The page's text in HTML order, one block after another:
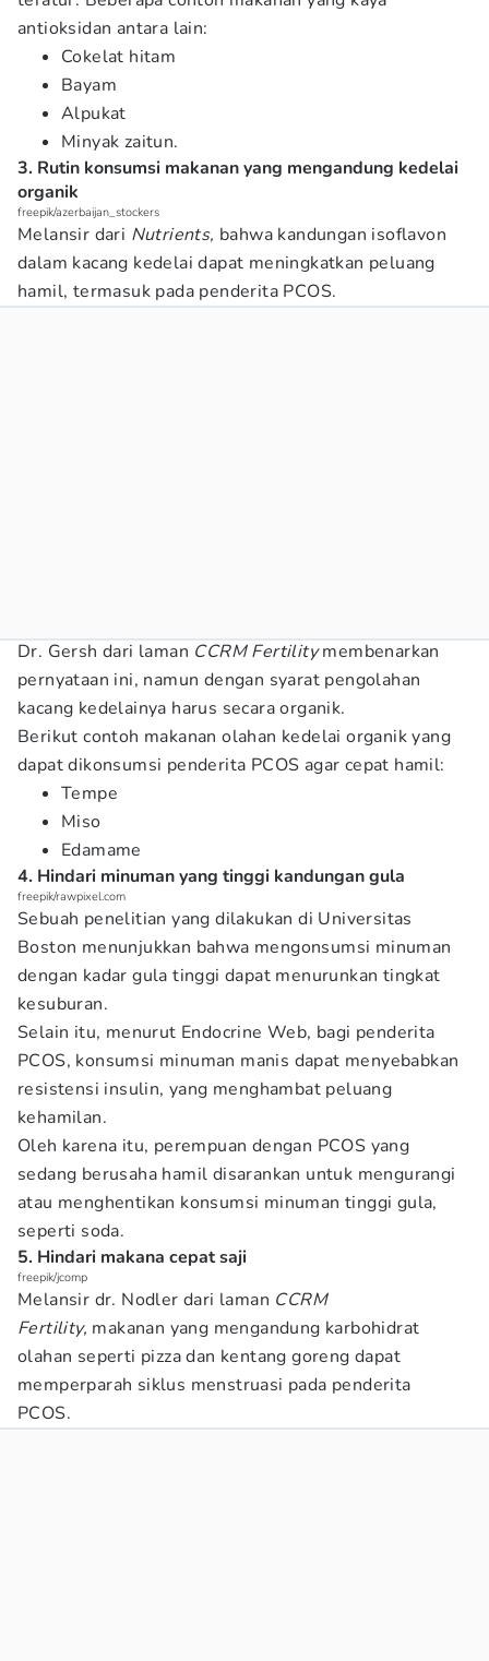
antioksidan antara lain:
Cokelat hitam
Bayam
Alpukat
Minyak zaitun.
3. Rutin konsumsi makanan yang mengandung kedelai
organik
freepik/azerbaijan_stockers
Melansir dari Nutrients, bahwa kandungan isoflavon
dalam kacang kedelai dapat meningkatkan peluang
hamil, termasuk pada penderita PCOS.
Dr. Gersh dari laman CCRM Fertilitymembenarkan
pernyataan ini, namun dengan syarat pengolahan
kacang kedelainya harus secara organik.
Berikut contoh makanan olahan kedelai organik yang
dapat dikonsumsi penderita PCOS agar cepat hamil:
Tempe
Miso
Edamame
4. Hindari minuman yang tinggi kandungan gula
freepik/rawpixel.com
Sebuah penelitian yang dilakukan di Universitas
Boston menunjukkan bahwa mengonsumsi minuman
dengan kadar gula tinggi dapat menurunkan tingkat
kesuburan.
Selain itu, menurut Endocrine Web, bagi penderita
PCOS, konsumsi minuman manis dapat menyebabkan
resistensi insulin, yang menghambat peluang
kehamilan.
Oleh karena itu, perempuan dengan PCOS yang
sedang berusaha hamil disarankan untuk mengurangi
atau menghentikan konsumsi minuman tinggi gula,
seperti soda.
5. Hindari makana cepat saji
freepik/jcomp
Melansir dr. Nodler dari laman CCRM
Fertility, makanan yang mengandung karbohidrat
olahan seperti pizza dan kentang goreng dapat
memperparah siklus menstruasi pada penderita
PCOS.